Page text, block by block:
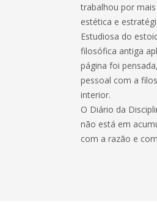
trabalhou por
estética e
Estudiosa do
filosófica antiga
página foi
pessoal com a
interior.
O Diário da
não está em
com a razão e